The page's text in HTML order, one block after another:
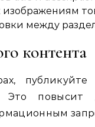
между
контента
Это повысит